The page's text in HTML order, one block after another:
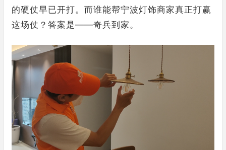
的硬仗早已开打。而谁能帮宁波灯饰商家真正打赢
这场仗？答案是——奇兵到家。